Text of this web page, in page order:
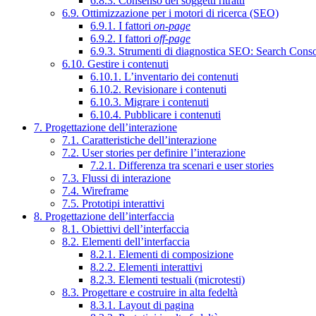
6.9. Ottimizzazione per i motori di ricerca (SEO)
6.9.1. I fattori on-page
6.9.2. I fattori off-page
6.9.3. Strumenti di diagnostica SEO: Search
6.10. Gestire i contenuti
6.10.1. L’inventario dei contenuti
6.10.2. Revisionare i contenuti
6.10.3. Migrare i contenuti
6.10.4. Pubblicare i contenuti
7. Progettazione dell’interazione
7.1. Caratteristiche dell’interazione
7.2. User stories per definire l’interazione
7.2.1. Differenza tra scenari e user stories
7.3. Flussi di interazione
7.4. Wireframe
7.5. Prototipi interattivi
8. Progettazione dell’interfaccia
8.1. Obiettivi dell’interfaccia
8.2. Elementi dell’interfaccia
8.2.1. Elementi di composizione
8.2.2. Elementi interattivi
8.2.3. Elementi testuali (microtesti)
8.3. Progettare e costruire in alta fedeltà
8.3.1. Layout di pagina